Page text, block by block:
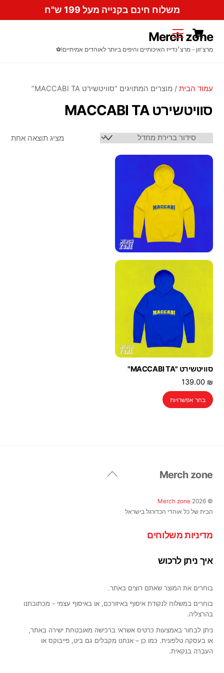
content
משלוח חינם בקנייה מעל 199 ש"ח
MenuCart
Merch zone
מרצ'זון - מרצ׳נדייז האיכותיים והיפים ביותר לאוהדים אמיתיים!⚽️
עמוד הבית / מוצרים המתויגים “סוויטשירט MACCABI TA”
סוויטשירט MACCABI TA
מציג תוצאה אחת
סוויטשירט "MACCABI TA"
139.00 ₪
בחר אפשרויות
למוצר
את
בעמוד
המוצר
Back
Merch zone
©
Merch zone2026
הבית של כל אוהדי הכדורגל בישראל
מדיניות משלוחים
איך ניתן לרכוש
בוחרים את המוצר שאתם רוצים באתר.
בוחרים במשלוח לנקודת איסוף באיזורכם, או באיסוף עצמי - מכתובתנו
בהרצליה.
ניתן לבחור באמצעות כרטיס אשראי ברכישה מאובטחת ישירה באתר,
או בעסקה טלפונית. כמו כן – אנחנו מקבלים גם ביט, פייבוקס או
העברה בנקאית.